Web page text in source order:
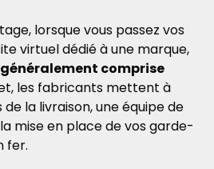
lorsque vous passez vos
virtuel dédié à une marque,
comprise
les fabricants mettent à
la livraison, une équipe de
mise en place de vos garde-
fer.